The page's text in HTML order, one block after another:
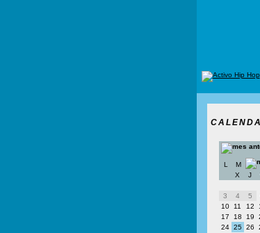
L
M
X
J
3
4 5
10
11 12
17
18 19
24 25 26